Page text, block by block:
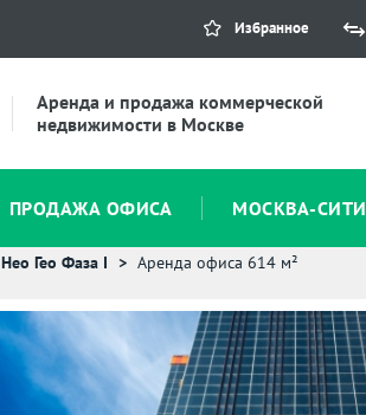
Избранное
Аренда и продажа коммерческой
недвижимости в Москве
ПРОДАЖА ОФИСА МОСКВА-СИТИ
Нео Гео Фаза I Аренда офиса 614 м²